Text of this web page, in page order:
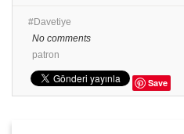
Davetiye
No comments
patron
Save